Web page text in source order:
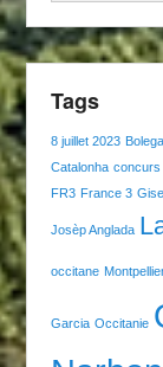
Tags
8 juillet 2023
Catalonha concurs
FR3 France 3
Josèp Anglada
occitane
Garcia Occitanie